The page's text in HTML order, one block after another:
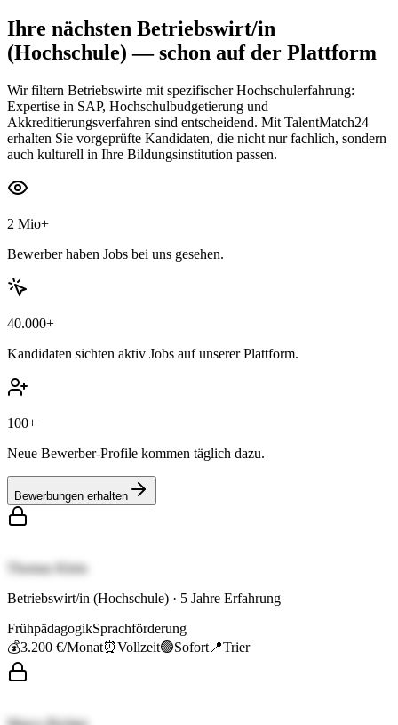
Ihre nächsten Betriebswirt/in
(Hochschule) — schon auf der Plattform
Wir filtern Betriebswirte mit spezifischer Hochschulerfahrung:
Expertise in SAP, Hochschulbudgetierung und
Akkreditierungsverfahren sind entscheidend. Mit TalentMatch24
erhalten Sie vorgeprüfte Kandidaten, die nicht nur fachlich, sondern
auch kulturell in Ihre Bildungsinstitution passen.
2 Mio+
Bewerber haben Jobs bei uns gesehen.
40.000+
Kandidaten sichten aktiv Jobs auf unserer Plattform.
100+
Neue Bewerber-Profile kommen täglich dazu.
Bewerbungen erhalten
Thomas Klein
Betriebswirt/in (Hochschule) · 5 Jahre Erfahrung
FrühpädagogikSprachförderung
💰3.200 €/Monat⏰Vollzeit🟢Sofort 📍Trier